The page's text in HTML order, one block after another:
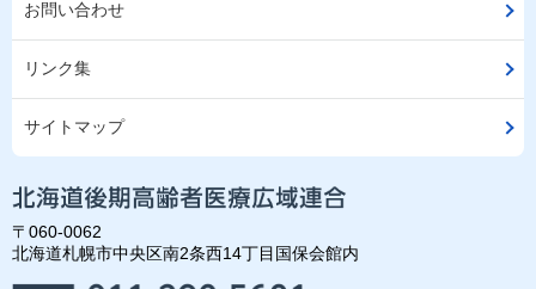
お問い合わせ
リンク集
サイトマップ
〒060-0062
北海道札幌市中央区南2条西14丁目国保会館内